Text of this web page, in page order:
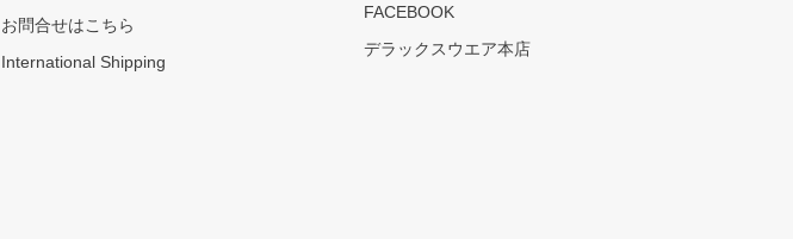
お問合せはこちら
International Shipping
FACEBOOK
デラックスウエア本店